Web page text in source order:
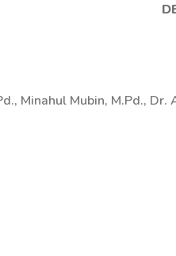
Minahul Mubin, M.Pd.,